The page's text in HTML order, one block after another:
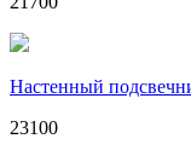
Настенный
23100